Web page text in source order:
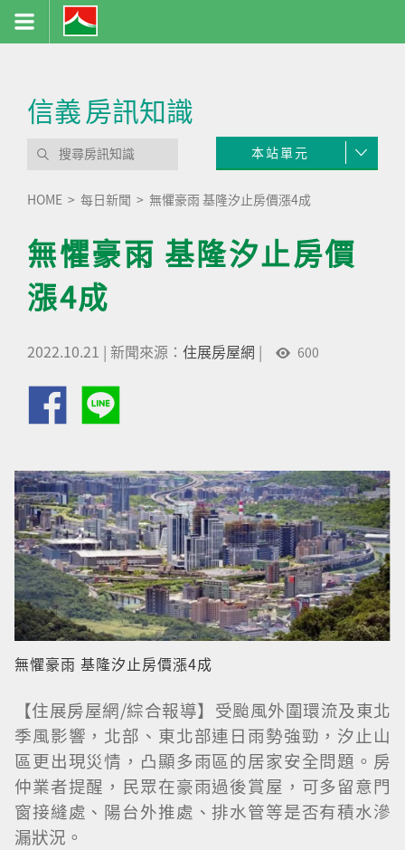
信義房訊知識
本站單元
HOME 每日新聞 無懼豪雨 基隆汐止房價漲4成
無懼豪雨 基隆汐止房價
漲4成
2022.10.21 | 新聞來源： 住展房屋網 | 600
無懼豪雨 基隆汐止房價漲4成
【住展房屋網/綜合報導】受颱風外圍環流及東北
季風影響，北部、東北部連日雨勢強勁，汐止山
區更出現災情，凸顯多雨區的居家安全問題。房
仲業者提醒，民眾在豪雨過後賞屋，可多留意門
窗接縫處、陽台外推處、排水管等是否有積水滲
漏狀況。